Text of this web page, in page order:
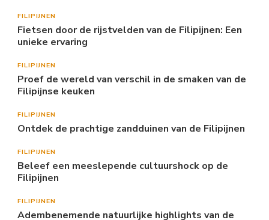
FILIPIJNEN
Fietsen door de rijstvelden van de Filipijnen: Een
unieke ervaring
FILIPIJNEN
Proef de wereld van verschil in de smaken van de
Filipijnse keuken
FILIPIJNEN
Ontdek de prachtige zandduinen van de Filipijnen
FILIPIJNEN
Beleef een meeslepende cultuurshock op de
Filipijnen
FILIPIJNEN
Adembenemende natuurlijke highlights van de